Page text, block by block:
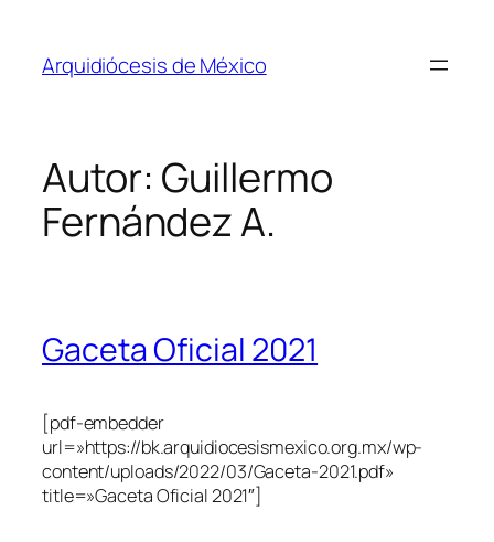
contenido
Arquidiócesis de México
Autor: Guillermo
Fernández A.
Gaceta Oficial 2021
[pdf-embedder
url=»https://bk.arquidiocesismexico.org.mx/wp-
content/uploads/2022/03/Gaceta-2021.pdf»
title=»Gaceta Oficial 2021″]